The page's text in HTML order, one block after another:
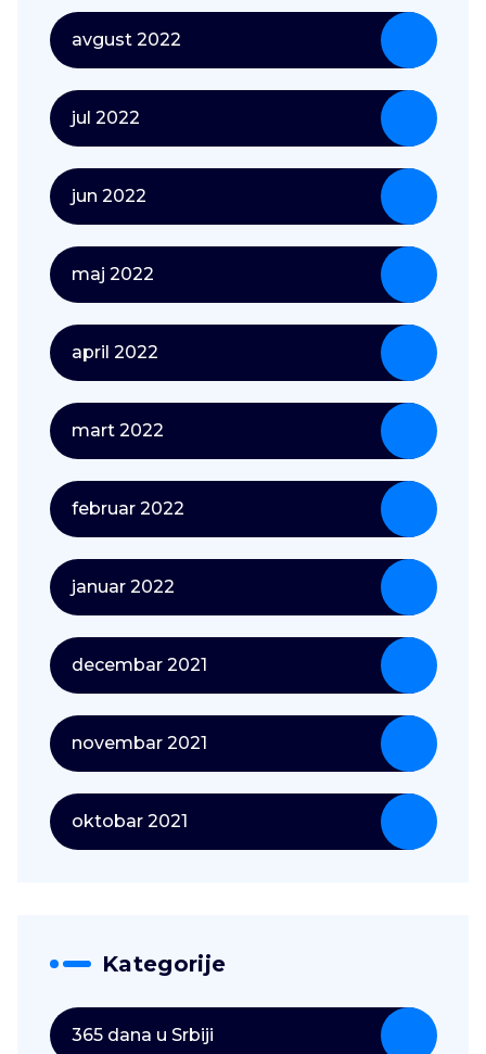
avgust 2022
jul 2022
jun 2022
maj 2022
april 2022
mart 2022
februar 2022
januar 2022
decembar 2021
novembar 2021
oktobar 2021
Kategorije
365 dana u Srbiji